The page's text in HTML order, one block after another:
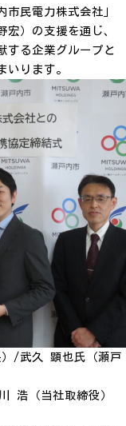
民電力株式会社」
宏）の支援を通じ、
する企業グループと
いります。
/武久 顕也氏（瀬戸
浩（当社取締役）